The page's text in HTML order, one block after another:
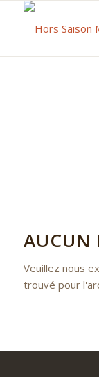
AUCUN
Veuillez nous
trouvé pour